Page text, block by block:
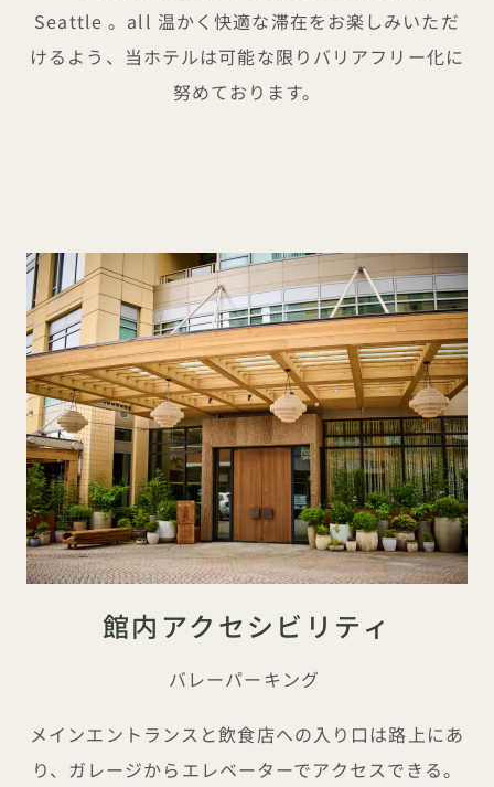
Seattle 。all 温かく快適な滞在をお楽しみいただ
けるよう、当ホテルは可能な限りバリアフリー化に
努めております。
館内アクセシビリティ
バレーパーキング
メインエントランスと飲食店への入り口は路上にあ
り、ガレージからエレベーターでアクセスできる。